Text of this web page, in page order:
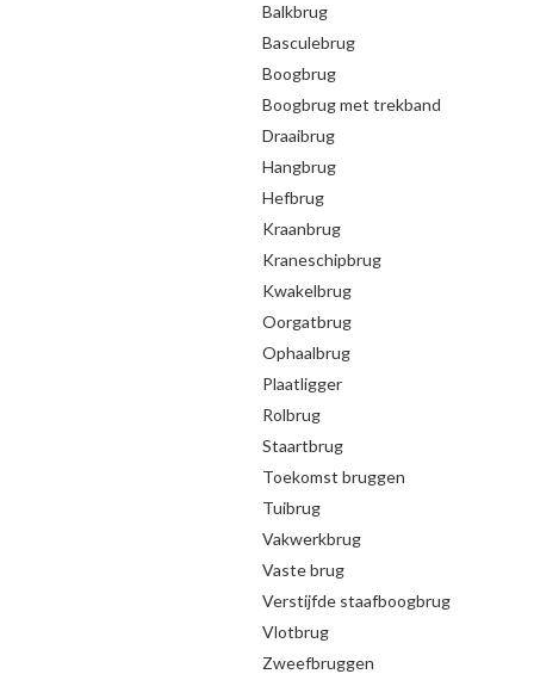
Balkbrug
Basculebrug
Boogbrug
Boogbrug met trekband
Draaibrug
Hangbrug
Hefbrug
Kraanbrug
Kraneschipbrug
Kwakelbrug
Oorgatbrug
Ophaalbrug
Plaatligger
Rolbrug
Staartbrug
Toekomst bruggen
Tuibrug
Vakwerkbrug
Vaste brug
Verstijfde staafboogbrug
Vlotbrug
Zweefbruggen